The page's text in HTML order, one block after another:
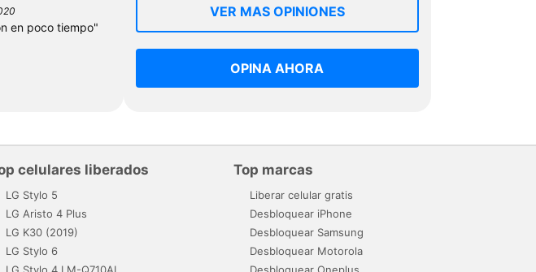
en poco tiempo"
VER MAS OPINIONES
OPINA AHORA
celulares liberados
LG Stylo 5
LG Aristo 4 Plus
LG K30 (2019)
LG Stylo 6
Top marcas
Liberar celular gratis
Desbloquear iPhone
Desbloquear Samsung
Desbloquear Motorola